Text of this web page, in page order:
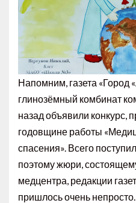
Напомним, газета «Город
глинозёмный комбинат
назад объявили конкурс,
годовщине работы
спасения». Всего
поэтому жюри,
медцентра, редакции
пришлось очень